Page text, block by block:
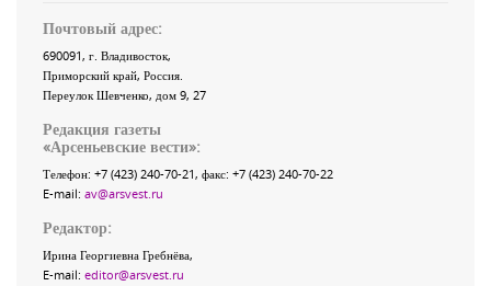
Почтовый адрес:
690091, г. Владивосток,
Приморский край, Россия
Переулок Шевченко, дом 9, 27
Редакция газеты
«Арсеньевские вести»:
Телефон: +7 (423) 240-70-21, факс: +7 (423) 240-70-22
E-mail: av@arsvest.ru
Редактор:
Ирина Георгиевна Гребнёва,
E-mail: editor@arsvest.ru